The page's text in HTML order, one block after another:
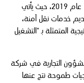
الفارهة والمتوفرة على التطبيق منذ إطلاقه في عام 2019، حيث يأتي
خدمات نقل آمنة،
المتمثلة بـ "التشغيل
التجارية في شركة
طموحة نتج عنها